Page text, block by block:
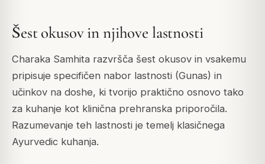
Šest okusov in njihove lastnosti
Charaka Samhita razvršča šest okusov in vsakemu
pripisuje specifičen nabor lastnosti (Gunas) in
učinkov na doshe, ki tvorijo praktično osnovo tako
za kuhanje kot klinična prehranska priporočila.
Razumevanje teh lastnosti je temelj klasičnega
Ayurvedic kuhanja.